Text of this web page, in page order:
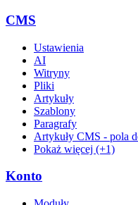
CMS
Ustawienia
AI
Witryny
Pliki
Artykuły
Szablony
Paragrafy
Artykuły CMS - pola
Pokaż więcej (+1)
Konto